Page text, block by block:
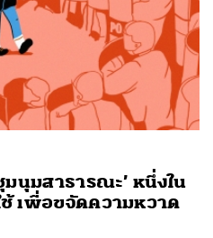
นุมสาธารณะ’ หนึ่งใน
เพื่อขจัดความหวาด